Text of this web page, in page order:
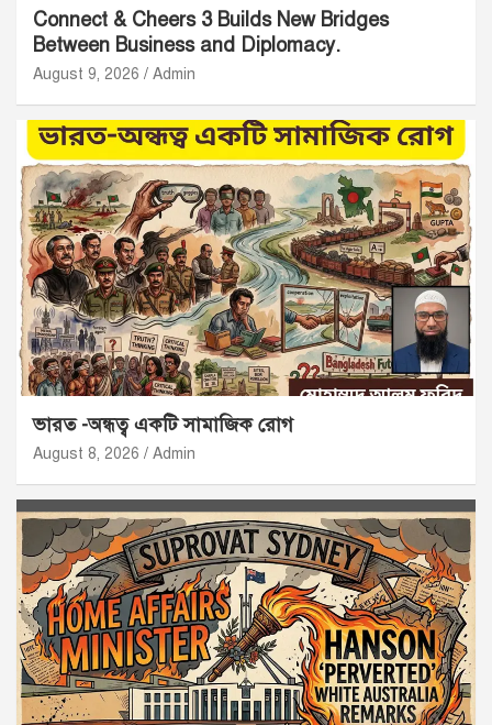
Connect & Cheers 3 Builds New Bridges
Between Business and Diplomacy.
August 9, 2026 Admin
ভারত -অন্ধত্ব একটি সামাজিক রোগ
August 8, 2026 Admin